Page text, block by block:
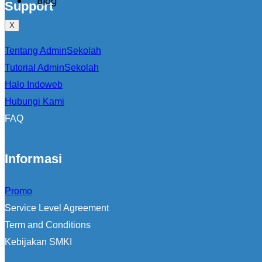
X
Support
Tentang AdminSekolah
Tutorial AdminSekolah
Halo Indoweb
Hubungi Kami
FAQ
Informasi
Promo
Service Level Agreement
Term and Conditions
Kebijakan SMKI